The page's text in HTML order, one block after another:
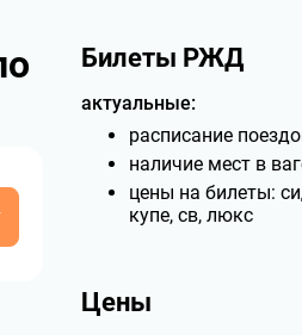
Билеты РЖД
актуальные:
расписание
наличие мест в
цены на билеты:
купе, св, люкс
Цены